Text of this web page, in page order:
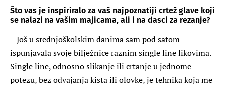
Što vas je inspiriralo za vaš najpoznatiji crtež glave koji
se nalazi na vašim majicama, ali i na dasci za rezanje?
– Još u srednjoškolskim danima sam pod satom
ispunjavala svoje bilježnice raznim single line likovima.
Single line, odnosno slikanje ili crtanje u jednome
potezu, bez odvajanja kista ili olovke, je tehnika koja me